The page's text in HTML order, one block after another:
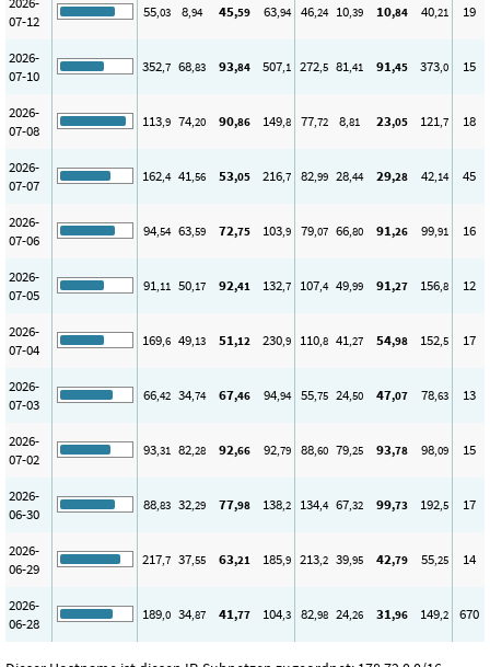
07-12
55,03 8,94 45,59 63,94 46,24 10,39 10,84 40,21 19
2026-
07-10
352,7 68,83 93,84 507,1 272,5 81,41 91,45 373,0 15
2026-
07-08
113,9 74,20 90,86 149,8 77,72 8,81 23,05 121,7 18
2026-
07-07
162,4 41,56 53,05 216,7 82,99 28,44 29,28 42,14 45
2026-
07-06
94,54 63,59 72,75 103,9 79,07 66,80 91,26 99,91 16
2026-
07-05
91,11 50,17 92,41 132,7 107,4 49,99 91,27 156,8 12
2026-
07-04
169,6 49,13 51,12 230,9 110,8 41,27 54,98 152,5 17
2026-
07-03
66,42 34,74 67,46 94,94 55,75 24,50 47,07 78,63 13
2026-
07-02
93,31 82,28 92,66 92,79 88,60 79,25 93,78 98,09 15
2026-
06-30
88,83 32,29 77,98 138,2 134,4 67,32 99,73 192,5 17
2026-
06-29
217,7 37,55 63,21 185,9 213,2 39,95 42,79 55,25 14
2026-
06-28
189,0 34,87 41,77 104,3 82,98 24,26 31,96 149,2 670